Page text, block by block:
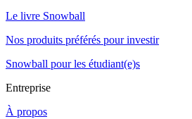
Le livre Snowball
Nos produits préférés pour investir
Snowball pour les étudiant(e)s
Entreprise
À propos